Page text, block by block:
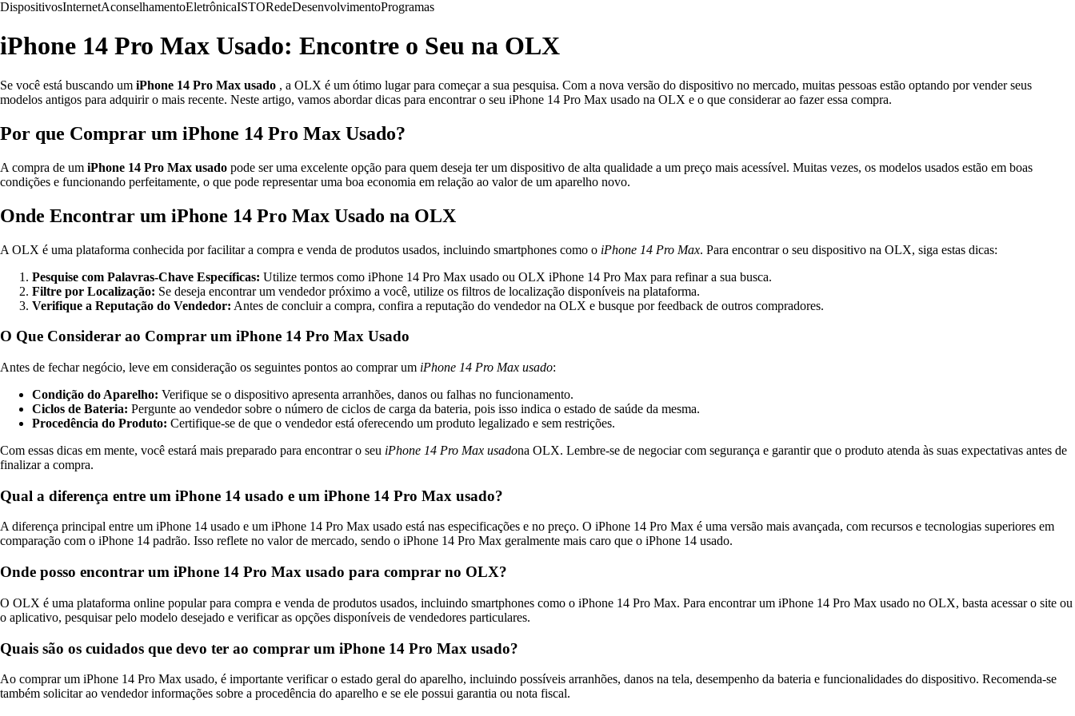
DispositivosInternetAconselhamentoEletrônicaISTORedeDesenvolvimentoProgramas
iPhone 14 Pro Max Usado: Encontre o Seu na OLX
Se você está buscando um iPhone 14 Pro Max usado , a OLX é um ótimo lugar para começar a sua pesquisa. Com a nova versão do dispositivo no mercado, muitas pessoas estão optando por vender seus
modelos antigos para adquirir o mais recente. Neste artigo, vamos abordar dicas para encontrar o seu iPhone 14 Pro Max usado na OLX e o que considerar ao fazer essa compra.
Por que Comprar um iPhone 14 Pro Max Usado?
A compra de um iPhone 14 Pro Max usado pode ser uma excelente opção para quem deseja ter um dispositivo de alta qualidade a um preço mais acessível. Muitas vezes, os modelos usados estão em boas
condições e funcionando perfeitamente, o que pode representar uma boa economia em relação ao valor de um aparelho novo.
Onde Encontrar um iPhone 14 Pro Max Usado na OLX
A OLX é uma plataforma conhecida por facilitar a compra e venda de produtos usados, incluindo smartphones como o iPhone 14 Pro Max. Para encontrar o seu dispositivo na OLX, siga estas dicas:
Pesquise com Palavras-Chave Específicas: Utilize termos como iPhone 14 Pro Max usado ou OLX iPhone 14 Pro Max para refinar a sua busca.
Filtre por Localização: Se deseja encontrar um vendedor próximo a você, utilize os filtros de localização disponíveis na plataforma.
Verifique a Reputação do Vendedor: Antes de concluir a compra, confira a reputação do vendedor na OLX e busque por feedback de outros compradores.
O Que Considerar ao Comprar um iPhone 14 Pro Max Usado
Antes de fechar negócio, leve em consideração os seguintes pontos ao comprar um iPhone 14 Pro Max usado:
Condição do Aparelho: Verifique se o dispositivo apresenta arranhões, danos ou falhas no funcionamento.
Ciclos de Bateria: Pergunte ao vendedor sobre o número de ciclos de carga da bateria, pois isso indica o estado de saúde da mesma.
Procedência do Produto: Certifique-se de que o vendedor está oferecendo um produto legalizado e sem restrições.
Com essas dicas em mente, você estará mais preparado para encontrar o seu iPhone 14 Pro Max usadona OLX. Lembre-se de negociar com segurança e garantir que o produto atenda às suas expectativas antes de
finalizar a compra.
Qual a diferença entre um iPhone 14 usado e um iPhone 14 Pro Max usado?
A diferença principal entre um iPhone 14 usado e um iPhone 14 Pro Max usado está nas especificações e no preço. O iPhone 14 Pro Max é uma versão mais avançada, com recursos e tecnologias superiores em
comparação com o iPhone 14 padrão. Isso reflete no valor de mercado, sendo o iPhone 14 Pro Max geralmente mais caro que o iPhone 14 usado.
Onde posso encontrar um iPhone 14 Pro Max usado para comprar no OLX?
O OLX é uma plataforma online popular para compra e venda de produtos usados, incluindo smartphones como o iPhone 14 Pro Max. Para encontrar um iPhone 14 Pro Max usado no OLX, basta acessar o site ou
o aplicativo, pesquisar pelo modelo desejado e verificar as opções disponíveis de vendedores particulares.
Quais são os cuidados que devo ter ao comprar um iPhone 14 Pro Max usado?
Ao comprar um iPhone 14 Pro Max usado, é importante verificar o estado geral do aparelho, incluindo possíveis arranhões, danos na tela, desempenho da bateria e funcionalidades do dispositivo. Recomenda-se
também solicitar ao vendedor informações sobre a procedência do aparelho e se ele possui garantia ou nota fiscal.